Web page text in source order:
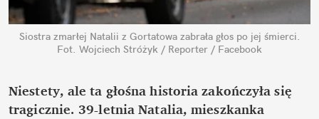
Siostra zmarłej Natalii z Gortatowa zabrała głos po jej śmierci.
Fot. Wojciech Stróżyk / Reporter / Facebook
Niestety, ale ta głośna historia zakończyła się
tragicznie. 39-letnia Natalia, mieszkanka